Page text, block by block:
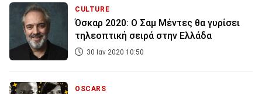
CULTURE
Όσκαρ 2020: Ο Σαμ Μέντες θα γυρίσει
τηλεοπτική σειρά στην Ελλάδα
30 Ιαν 2020 10:50
OSCARS